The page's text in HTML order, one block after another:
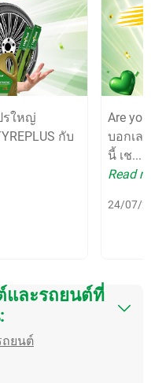
รใหญ่
กับ
Are
บอกเล
นี้ เช...
Read
24/07/
และรถยนต์ที่
ถยนต์